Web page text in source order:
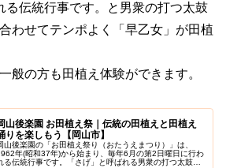
る伝統行事です。と男衆の打つ太鼓
わせてテンポよく「早乙女」が田植
般の方も田植え体験ができます。
山後楽園 お田植え祭｜伝統の田植えと田植え
りを楽しもう【岡山市】
山後楽園の「お田植え祭り（おたうえまつり）」は、
年(昭和37年)から始まり、毎年6月の第2日曜日に行わ
る伝統行事です。「さげ」と呼ばれる男衆の打つ太鼓と